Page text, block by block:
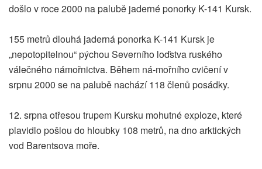
došlo v roce 2000 na palubě jaderné ponorky K-141 Kursk.
155 metrů dlouhá jaderná ponorka K-141 Kursk je
„nepotopitelnou“ pýchou Severního loďstva ruského
válečného námořnictva. Během ná-mořního cvičení v
srpnu 2000 se na palubě nachází 118 členů posádky.
12. srpna otřesou trupem Kursku mohutné exploze, které
plavidlo pošlou do hloubky 108 metrů, na dno arktických
vod Barentsova moře.